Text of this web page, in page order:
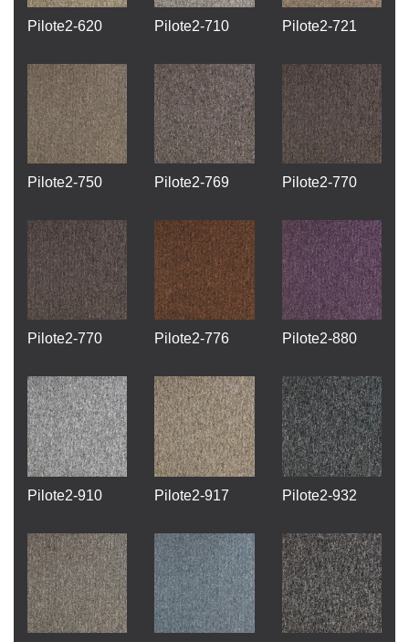
Pilote2-620 Pilote2-710 Pilote2-721
Pilote2-750 Pilote2-769 Pilote2-770
Pilote2-770 Pilote2-776 Pilote2-880
Pilote2-910 Pilote2-917 Pilote2-932